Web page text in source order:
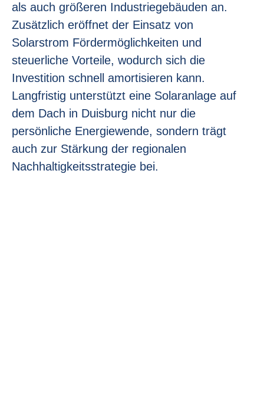
als auch größeren Industriegebäuden an.
Zusätzlich eröffnet der Einsatz von
Solarstrom Fördermöglichkeiten und
steuerliche Vorteile, wodurch sich die
Investition schnell amortisieren kann.
Langfristig unterstützt eine Solaranlage auf
dem Dach in Duisburg nicht nur die
persönliche Energiewende, sondern trägt
auch zur Stärkung der regionalen
Nachhaltigkeitsstrategie bei.